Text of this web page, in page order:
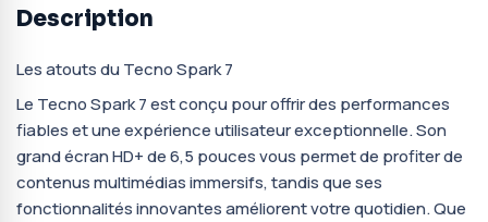
Description
Les atouts du Tecno Spark 7
Le Tecno Spark 7 est conçu pour offrir des performances
fiables et une expérience utilisateur exceptionnelle. Son
grand écran HD+ de 6,5 pouces vous permet de profiter de
contenus multimédias immersifs, tandis que ses
fonctionnalités innovantes améliorent votre quotidien. Que